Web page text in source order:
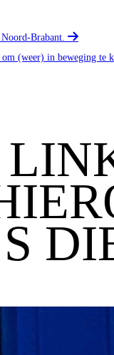
Brabant.
(weer) in beweging te